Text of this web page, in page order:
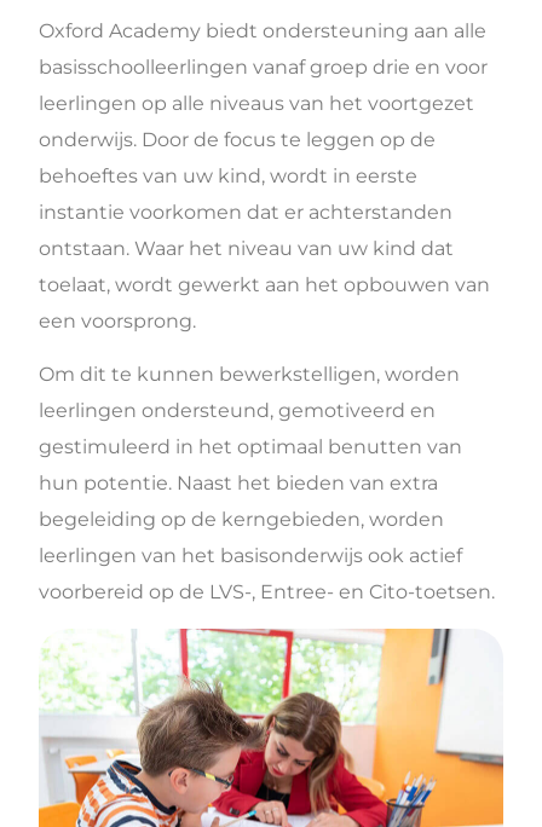
Oxford Academy biedt ondersteuning aan alle
basisschoolleerlingen vanaf groep drie en voor
leerlingen op alle niveaus van het voortgezet
onderwijs. Door de focus te leggen op de
behoeftes van uw kind, wordt in eerste
instantie voorkomen dat er achterstanden
ontstaan. Waar het niveau van uw kind dat
toelaat, wordt gewerkt aan het opbouwen van
een voorsprong.
Om dit te kunnen bewerkstelligen, worden
leerlingen ondersteund, gemotiveerd en
gestimuleerd in het optimaal benutten van
hun potentie. Naast het bieden van extra
begeleiding op de kerngebieden, worden
leerlingen van het basisonderwijs ook actief
voorbereid op de LVS-, Entree- en Cito-toetsen.